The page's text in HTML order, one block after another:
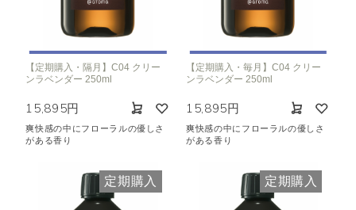
【定期購入・隔月】C04 クリー
ンラベンダー 250ml
15,895円
爽快感の中にフローラルの優しさ
がある香り
【定期購入・毎月】C04 クリー
ンラベンダー 250ml
15,895円
爽快感の中にフローラルの優しさ
がある香り
定期購入 定期購入